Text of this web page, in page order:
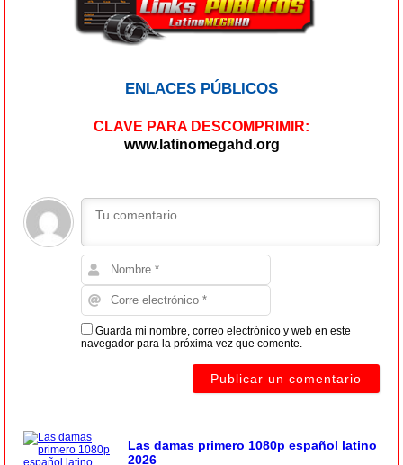
ENLACES PÚBLICOS
CLAVE PARA DESCOMPRIMIR:
www.latinomegahd.org
Guarda mi nombre, correo electrónico y web en este
navegador para la próxima vez que comente.
Las damas primero 1080p español latino
2026